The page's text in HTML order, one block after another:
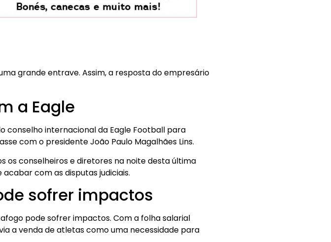
grande entrave. Assim, a resposta do empresário
a Eagle
conselho internacional da Eagle Football para
com o presidente João Paulo Magalhães Lins.
os conselheiros e diretores na noite desta última
com as disputas judiciais.
sofrer impactos
pode sofrer impactos. Com a folha salarial
a venda de atletas como uma necessidade para